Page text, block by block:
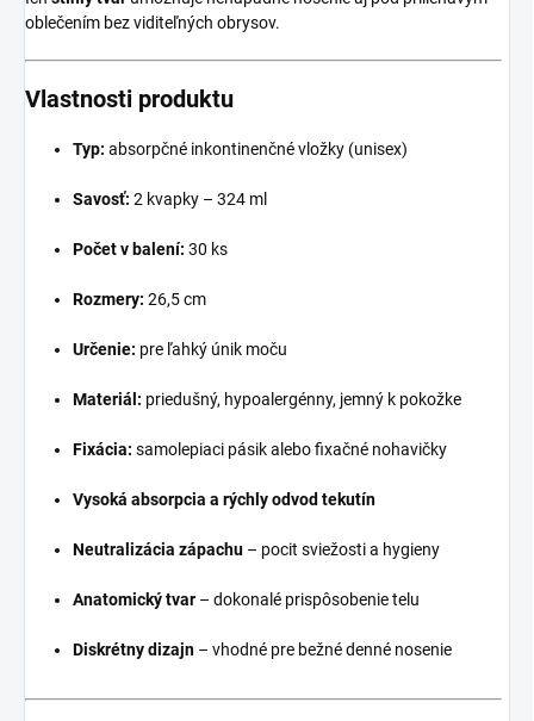
oblečením bez viditeľných obrysov.
Vlastnosti produktu
Typ: absorpčné inkontinenčné vložky (unisex)
Savosť: 2 kvapky – 324 ml
Počet v balení: 30 ks
Rozmery: 26,5 cm
Určenie: pre ľahký únik moču
Materiál: priedušný, hypoalergénny, jemný k pokožke
Fixácia: samolepiaci pásik alebo fixačné nohavičky
Vysoká absorpcia a rýchly odvod tekutín
Neutralizácia zápachu – pocit sviežosti a hygieny
Anatomický tvar – dokonalé prispôsobenie telu
Diskrétny dizajn – vhodné pre bežné denné nosenie